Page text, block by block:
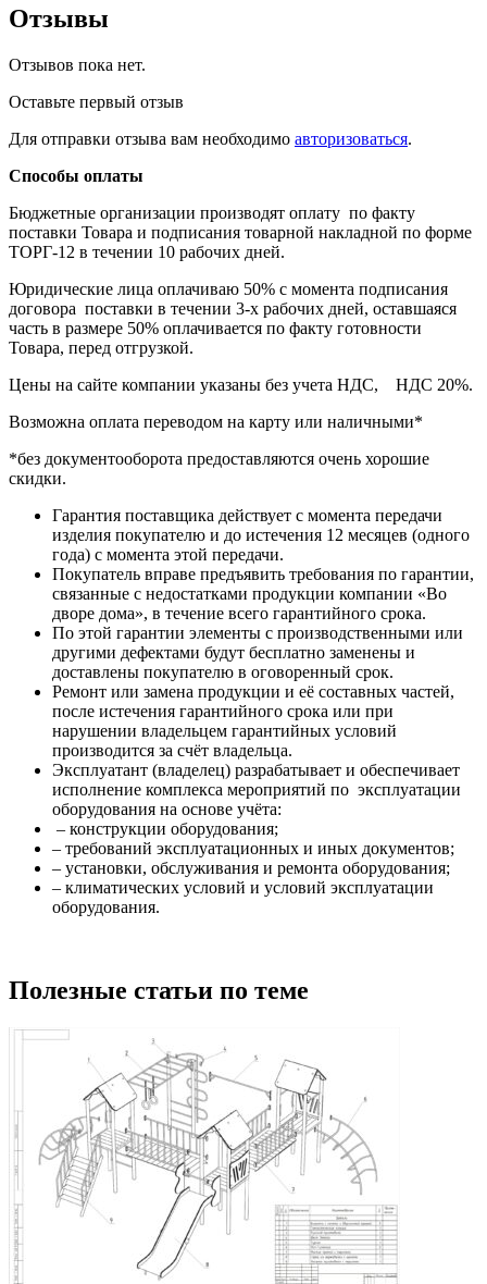
Отзывы
Отзывов пока нет.
Оставьте первый отзыв
Для отправки отзыва вам необходимо авторизоваться.
Способы оплаты
Бюджетные организации производят оплату по факту
поставки Товара и подписания товарной накладной по форме
ТОРГ-12 в течении 10 рабочих дней.
Юридические лица оплачиваю 50% с момента подписания
договора поставки в течении 3-х рабочих дней, оставшаяся
часть в размере 50% оплачивается по факту готовности
Товара, перед отгрузкой.
Цены на сайте компании указаны без учета НДС, НДС 20%.
Возможна оплата переводом на карту или наличными*
*без документооборота предоставляются очень хорошие
скидки.
Гарантия поставщика действует с момента передачи
изделия покупателю и до истечения 12 месяцев (одного
года) с момента этой передачи.
Покупатель вправе предъявить требования по гарантии,
связанные с недостатками продукции компании «Во
дворе дома», в течение всего гарантийного срока.
По этой гарантии элементы с производственными или
другими дефектами будут бесплатно заменены и
доставлены покупателю в оговоренный срок.
Ремонт или замена продукции и её составных частей,
после истечения гарантийного срока или при
нарушении владельцем гарантийных условий
производится за счёт владельца.
Эксплуатант (владелец) разрабатывает и обеспечивает
исполнение комплекса мероприятий по эксплуатации
оборудования на основе учёта:
– конструкции оборудования;
– требований эксплуатационных и иных документов;
– установки, обслуживания и ремонта оборудования;
– климатических условий и условий эксплуатации
оборудования.
Полезные статьи по теме